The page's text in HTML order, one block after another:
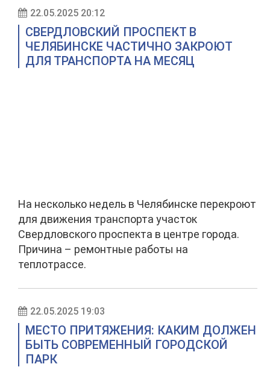
22.05.2025 20:12
СВЕРДЛОВСКИЙ ПРОСПЕКТ В
ЧЕЛЯБИНСКЕ ЧАСТИЧНО ЗАКРОЮТ
ДЛЯ ТРАНСПОРТА НА МЕСЯЦ
На несколько недель в Челябинске перекроют
для движения транспорта участок
Свердловского проспекта в центре города.
Причина – ремонтные работы на
теплотрассе.
22.05.2025 19:03
МЕСТО ПРИТЯЖЕНИЯ: КАКИМ ДОЛЖЕН
БЫТЬ СОВРЕМЕННЫЙ ГОРОДСКОЙ
ПАРК